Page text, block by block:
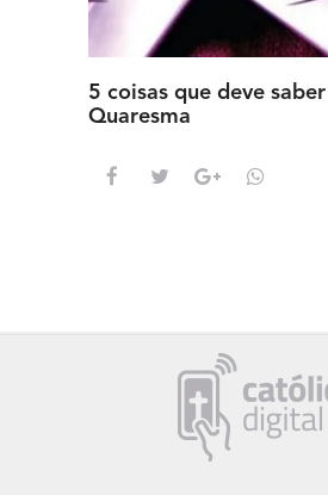
5 coisas que deve
Quaresma